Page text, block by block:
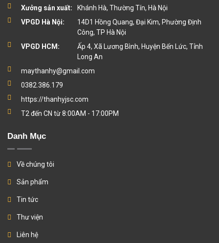
Xưởng sản xuất:
Khánh Hà, Thường Tín, Hà Nội
VPGD Hà Nội:
14D1 Hồng Quang, Đại Kim, Phường Định
Công, TP Hà Nội
VPGD HCM:
Ấp 4, Xã Lương Bình, Huyện Bến Lức, Tỉnh
Long An
maythanhy@gmail.com
0382.386.179
https://thanhyjsc.com
T2 đến CN từ 8:00AM - 17:00PM
Danh Mục
Về chúng tôi
Sản phẩm
Tin tức
Thư viện
Liên hệ